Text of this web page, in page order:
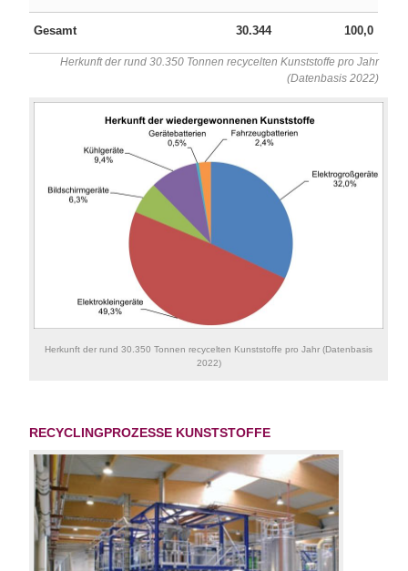
Gesamt 30.344 100,0
Herkunft der rund 30.350 Tonnen recycelten Kunststoffe pro Jahr
(Datenbasis 2022)
Herkunft der rund 30.350 Tonnen recycelten Kunststoffe pro Jahr (Datenbasis
2022)
RECYCLINGPROZESSE KUNSTSTOFFE